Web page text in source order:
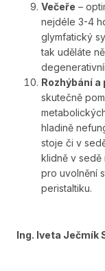
Večeře –
nejdéle 3-4
glymfatický
tak uděláte
Rozhýbání
skutečně
hladině
stoje či v
klidně v sedě
pro uvolnění
peristaltiku.
Ing. Iveta Ječmík